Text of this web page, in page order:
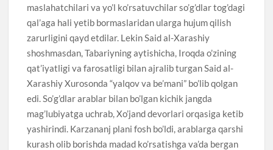
maslahatchilari va yo’l ko’rsatuvchilar so’g’dlar tog’dagi
qal’aga hali yetib bormaslaridan ularga hujum qilish
zarurligini qayd etdilar. Lekin Said al-Xarashiy
shoshmasdan, Tabariyning aytishicha, Iroqda o’zining
qat’iyatligi va farosatligi bilan ajralib turgan Said al-
Xarashiy Xurosonda “yalqov va be’mani” bo’lib qolgan
edi. So’g’dlar arablar bilan bo’lgan kichik jangda
mag’lubiyatga uchrab, Xo’jand devorlari orqasiga ketib
yashirindi. Karzananj plani fosh bo’ldi, arablarga qarshi
kurash olib borishda madad ko’rsatishga va’da bergan